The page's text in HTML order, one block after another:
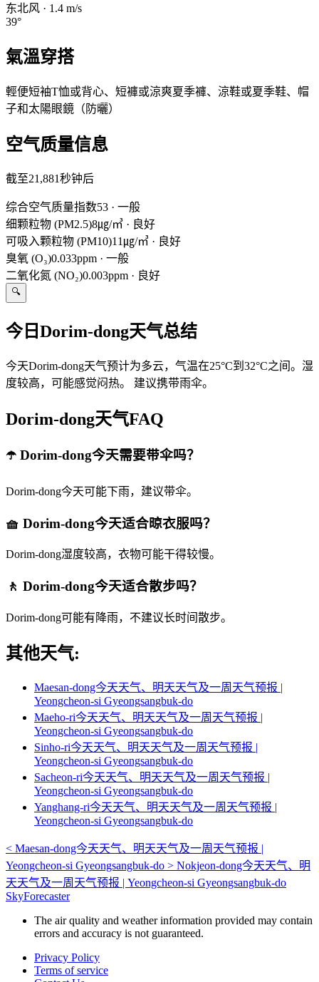
东北风 · 1.4 m/s
39°
氣溫穿搭
輕便短袖T恤或背心、短褲或涼爽夏季褲、涼鞋或夏季鞋、帽
子和太陽眼鏡（防曬）
空气质量信息
截至21,881秒钟后
综合空气质量指数53 · 一般
细颗粒物 (PM2.5)8㎍/㎥ · 良好
可吸入颗粒物 (PM10)11㎍/㎥ · 良好
臭氧 (O₃)0.033ppm · 一般
二氧化氮 (NO₂)0.003ppm · 良好
🔍
今日Dorim-dong天气总结
今天Dorim-dong天气预计为多云，气温在25°C到32°C之间。湿
度较高，可能感觉闷热。 建议携带雨伞。
Dorim-dong天气FAQ
☂️ Dorim-dong今天需要带伞吗？
Dorim-dong今天可能下雨，建议带伞。
🧺 Dorim-dong今天适合晾衣服吗？
Dorim-dong湿度较高，衣物可能干得较慢。
🚶 Dorim-dong今天适合散步吗？
Dorim-dong可能有降雨，不建议长时间散步。
其他天气:
Maesan-dong今天天气、明天天气及一周天气预报 |
Yeongcheon-si Gyeongsangbuk-do
Maeho-ri今天天气、明天天气及一周天气预报 |
Yeongcheon-si Gyeongsangbuk-do
Sinho-ri今天天气、明天天气及一周天气预报 |
Yeongcheon-si Gyeongsangbuk-do
Sacheon-ri今天天气、明天天气及一周天气预报 |
Yeongcheon-si Gyeongsangbuk-do
Yanghang-ri今天天气、明天天气及一周天气预报 |
Yeongcheon-si Gyeongsangbuk-do
< Maesan-dong今天天气、明天天气及一周天气预报 |
Yeongcheon-si Gyeongsangbuk-do > Nokjeon-dong今天天气、明
天天气及一周天气预报 | Yeongcheon-si Gyeongsangbuk-do
SkyForecaster
The air quality and weather information provided may contain
errors and accuracy is not guaranteed.
Privacy Policy
Terms of service